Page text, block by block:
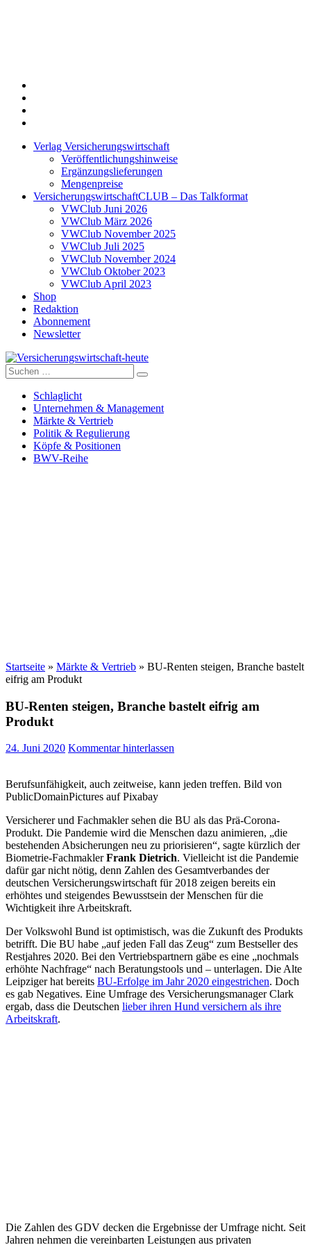
Verlag Versicherungswirtschaft
Veröffentlichungshinweise
Ergänzungslieferungen
Mengenpreise
VersicherungswirtschaftCLUB – Das Talkformat
VWClub Juni 2026
VWClub März 2026
VWClub November 2025
VWClub Juli 2025
VWClub November 2024
VWClub Oktober 2023
VWClub April 2023
Shop
Redaktion
Abonnement
Newsletter
Versicherungswirtschaft-heute
Suche
nach:
Schlaglicht
Unternehmen & Management
Märkte & Vertrieb
Politik & Regulierung
Köpfe & Positionen
BWV-Reihe
Startseite » Märkte & Vertrieb » BU-Renten steigen, Branche bastelt
eifrig am Produkt
BU-Renten steigen, Branche bastelt eifrig am
Produkt
24. Juni 2020 Kommentar hinterlassen
Berufsunfähigkeit, auch zeitweise, kann jeden treffen. Bild von
PublicDomainPictures auf Pixabay
Versicherer und Fachmakler sehen die BU als das Prä-Corona-
Produkt. Die Pandemie wird die Menschen dazu animieren, „die
bestehenden Absicherungen neu zu priorisieren“, sagte kürzlich der
Biometrie-FachmaklerFrank Dietrich. Vielleicht ist die Pandemie
dafür gar nicht nötig, denn Zahlen des Gesamtverbandes der
deutschen Versicherungswirtschaft für 2018 zeigen bereits ein
erhöhtes und steigendes Bewusstsein der Menschen für die
Wichtigkeit ihre Arbeitskraft.
Der Volkswohl Bund ist optimistisch, was die Zukunft des Produkts
betrifft. Die BU habe „auf jeden Fall das Zeug“ zum Bestseller des
Restjahres 2020. Bei den Vertriebspartnern gäbe es eine „nochmals
erhöhte Nachfrage“ nach Beratungstools und – unterlagen. Die Alte
Leipziger hat bereits BU-Erfolge im Jahr 2020 eingestrichen. Doch
es gab Negatives. Eine Umfrage des Versicherungsmanager Clark
ergab, dass die Deutschen lieber ihren Hund versichern als ihre
Arbeitskraft.
Die Zahlen des GDV decken die Ergebnisse der Umfrage nicht. Seit
Jahren nehmen die vereinbarten Leistungen aus privaten